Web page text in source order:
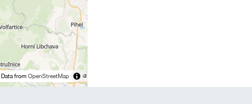
Data from OpenStreetMap